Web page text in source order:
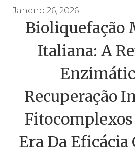
Janeiro 26, 2026
Bioliquefação
Italiana: A
Recuperação
Fitocomplexos
Era Da Eficácia